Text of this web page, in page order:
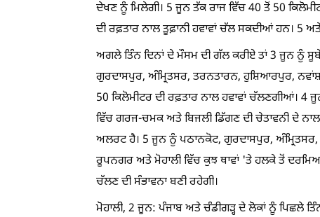
ਦੇਖਣ ਨੂੰ ਮਿਲੇਗੀ। 5 ਜੂਨ ਤੱਕ ਰਾਜ ਵਿੱਚ 40 ਤੋਂ 50
ਦੀ ਰਫ਼ਤਾਰ ਨਾਲ ਤੂਫ਼ਾਨੀ ਹਵਾਵਾਂ ਚੱਲ ਸਕਦੀਆਂ ਹਨ। 5
ਅਗਲੇ ਤਿੰਨ ਦਿਨਾਂ ਦੇ ਮੌਸਮ ਦੀ ਗੱਲ ਕਰੀਏ ਤਾਂ 3 ਜੂਨ ਨੂੰ
ਗੁਰਦਾਸਪੁਰ, ਅੰਮ੍ਰਿਤਸਰ, ਤਰਨਤਾਰਨ, ਹੁਸ਼ਿਆਰਪੁਰ,
50 ਕਿਲੋਮੀਟਰ ਦੀ ਰਫ਼ਤਾਰ ਨਾਲ ਹਵਾਵਾਂ ਚੱਲਣਗੀਆਂ। 4
ਵਿੱਚ ਗਰਜ-ਚਮਕ ਅਤੇ ਬਿਜਲੀ ਡਿੱਗਣ ਦੀ ਚੇਤਾਵਨੀ ਦੇ
ਅਲਰਟ ਹੈ। 5 ਜੂਨ ਨੂੰ ਪਠਾਨਕੋਟ, ਗੁਰਦਾਸਪੁਰ, ਅੰਮ੍ਰਿਤਸਰ,
ਰੂਪਨਗਰ ਅਤੇ ਮੋਹਾਲੀ ਵਿੱਚ ਕੁਝ ਥਾਵਾਂ 'ਤੇ ਹਲਕੇ ਤੋਂ
ਚੱਲਣ ਦੀ ਸੰਭਾਵਨਾ ਬਣੀ ਰਹੇਗੀ।
ਮੋਹਾਲੀ, 2 ਜੂਨ: ਪੰਜਾਬ ਅਤੇ ਚੰਡੀਗੜ੍ਹ ਦੇ ਲੋਕਾਂ ਨੂੰ ਪਿਛਲੇ